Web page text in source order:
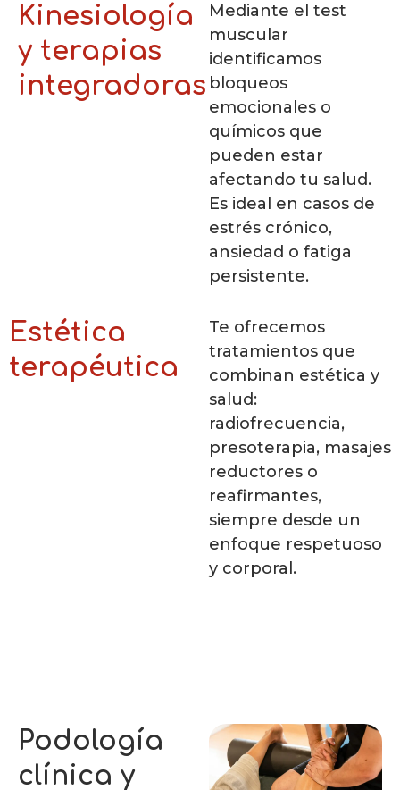
Kinesiología
y terapias
integradoras
Mediante el test
muscular
identificamos
bloqueos
emocionales o
químicos que
pueden estar
afectando tu salud.
Es ideal en casos de
estrés crónico,
ansiedad o fatiga
persistente.
Te ofrecemos
tratamientos que
combinan estética y
salud:
radiofrecuencia,
presoterapia, masajes
reductores o
reafirmantes,
siempre desde un
enfoque respetuoso
y corporal.
Estética
terapéutica
Podología
clínica y